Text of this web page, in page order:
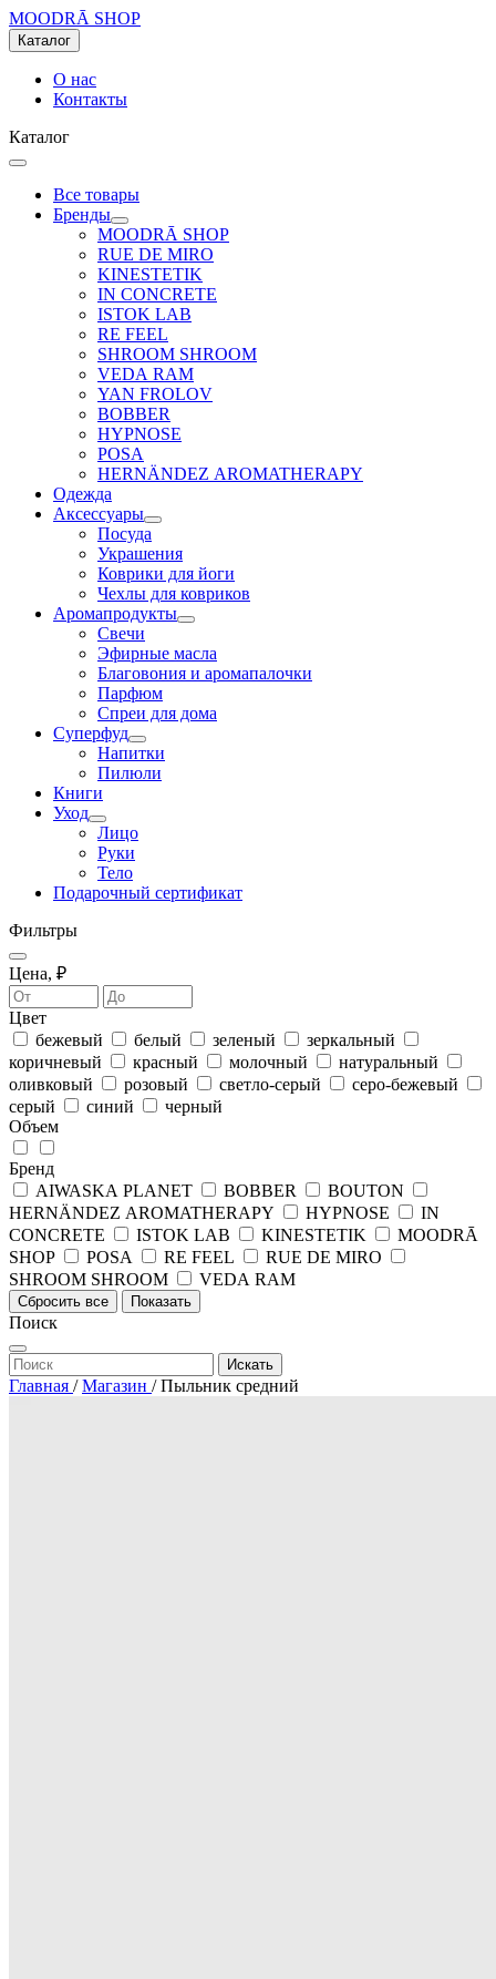
MOODRĀ SHOP
Каталог
О нас
Контакты
Каталог
Все товары
Бренды
MOODRĀ SHOP
RUE DE MIRO
KINESTETIK
IN CONCRETE
ISTOK LAB
RE FEEL
SHROOM SHROOM
VEDA RAM
YAN FROLOV
BOBBER
HYPNOSE
POSA
HERNÄNDEZ AROMATHERAPY
Одежда
Аксессуары
Посуда
Украшения
Коврики для йоги
Чехлы для ковриков
Аромапродукты
Свечи
Эфирные масла
Благовония и аромапалочки
Парфюм
Спреи для дома
Суперфуд
Напитки
Пилюли
Книги
Уход
Лицо
Руки
Тело
Подарочный сертификат
Фильтры
Цена, ₽
Цвет
бежевый
белый зеленый
зеркальный
коричневый
красный молочный
натуральный
оливковый
розовый светло-серый
серо-бежевый
серый
синий
черный
Объем
Бренд
AIWASKA PLANET
BOBBER
BOUTON
HERNÄNDEZ AROMATHERAPY
HYPNOSE
IN
CONCRETE
ISTOK LAB KINESTETIK
MOODRĀ
SHOP
POSA RE FEEL
RUE DE MIRO
SHROOM SHROOM
VEDA RAM
Сбросить все Показать
Поиск
Искать
Главная /Магазин /Пыльник средний